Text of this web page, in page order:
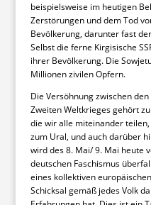
beispielsweise im heutigen
Zerstörungen und dem Tod
Bevölkerung, darunter fast
Selbst die ferne Kirgisische
ihrer Bevölkerung. Die
Millionen zivilen Opfern.
Die Versöhnung zwischen
Zweiten Weltkrieges gehört
die wir alle miteinander
zum Ural, und auch darüber
wird des 8. Mai/ 9. Mai heute
deutschen Faschismus
eines kollektiven
Schicksal gemäß jedes Volk